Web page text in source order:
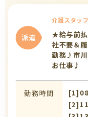
派遣
介護スタッフ
★給与前
社不要＆
勤務♪市
お仕事♪
勤務時間